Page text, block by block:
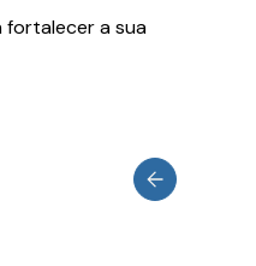
fortalecer a sua